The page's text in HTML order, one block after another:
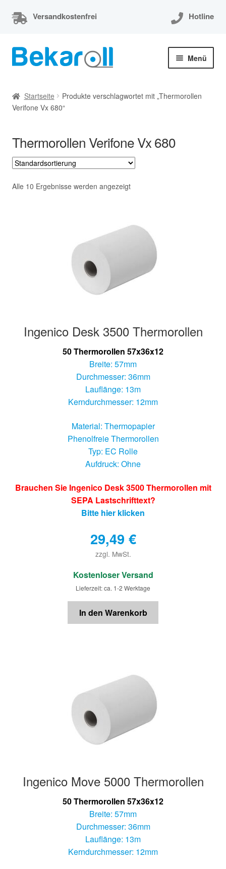
Versandkostenfrei Hotline
Zur
Navigation
Zum
Inhalt
Menü
öffnen
Thermorollen 80x80x12
EC-Cash Rollen
Kassenrollen
Bonrollen
Startseite
Produkte verschlagwortet mit „Thermorollen
Verifone Vx 680“
Thermorollen Verifone Vx 680
Alle 10 Ergebnisse werden angezeigt
Ingenico Desk 3500 Thermorollen
50 Thermorollen 57x36x12
Breite: 57mm
Durchmesser: 36mm
Lauflänge: 13m
Kerndurchmesser: 12mm
Material: Thermopapier
Phenolfreie Thermorollen
Typ: EC Rolle
Aufdruck: Ohne
Brauchen Sie Ingenico Desk 3500 Thermorollen mit
SEPA Lastschrifttext?
Bitte hier klicken
29,49 €
zzgl. MwSt.
€
Kostenloser Versand
Lieferzeit: ca. 1-2 Werktage
In den Warenkorb
Ingenico Move 5000 Thermorollen
50 Thermorollen 57x36x12
Breite: 57mm
Durchmesser: 36mm
Lauflänge: 13m
Kerndurchmesser: 12mm